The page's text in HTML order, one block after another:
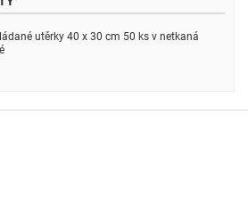
utěrky 40 x 30 cm 50 ks v netkaná